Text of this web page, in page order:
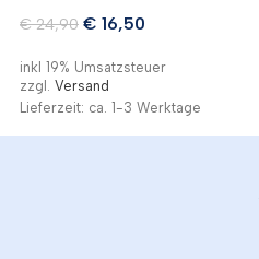
€24,90 € 16,50
inkl 19% Umsatzsteuer
zzgl. Versand
Lieferzeit: ca. 1-3 Werktage